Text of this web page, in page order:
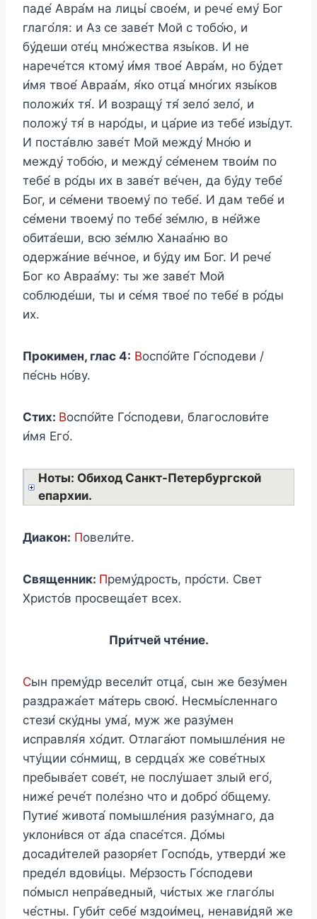
паде́ Авра́м на лицы́ свое́м, и рече́ ему́ Бог
глаго́ля: и Аз се заве́т Мой с тобо́ю, и
бу́деши оте́ц мно́жества язы́ков. И не
нарече́тся ктому́ и́мя твое́ Авра́м, но бу́дет
и́мя твое́ Авраа́м, я́ко отца́ мно́гих язы́ков
положи́х тя́. И возращу́ тя́ зело́ зело́, и
положу́ тя́ в наро́ды, и ца́рие из тебе́ изы́дут.
И поста́влю заве́т Мой между́ Мно́ю и
между́ тобо́ю, и между́ се́менем твои́м по
тебе́ в ро́ды их в заве́т ве́чен, да бу́ду тебе́
Бог, и се́мени твоему́ по тебе́. И дам тебе́ и
се́мени твоему́ по тебе́ зе́млю, в не́йже
обита́еши, всю зе́млю Ханаа́ню во
одержа́ние ве́чное, и бу́ду им Бог. И рече́
Бог ко Авраа́му: ты же заве́т Мой
соблюде́ши, ты и се́мя твое́ по тебе́ в ро́ды
их.
Прокимен, глас 4: Воспо́йте Го́сподеви /
пе́снь но́ву.
Стих: Воспо́йте Го́сподеви, благослови́те
и́мя Его́.
Ноты: Обиход Санкт-Петербургской
епархии.
Диакон: Повели́те.
Священник: Прему́дрость, про́сти. Свет
Христо́в просвеща́ет всех.
При́тчей чте́ние.
Сын прему́др весели́т отца́, сын же безу́мен
раздража́ет ма́терь свою́. Несмы́сленнаго
стези́ ску́дны ума́, муж же разу́мен
исправля́я хо́дит. Отлага́ют помышле́ния не
чту́щии со́нмищ, в сердца́х же сове́тных
пребыва́ет сове́т, не послу́шает злый его́,
ниже́ рече́т поле́зно что и добро́ о́бщему.
Путие́ живота́ помышле́ния разу́мнаго, да
уклони́вся от а́да спасе́тся. До́мы
досади́телей разоря́ет Госпо́дь, утверди́ же
преде́л вдови́цы. Ме́рзость Го́сподеви
по́мысл непра́ведный, чи́стых же глаго́лы
че́стны. Губи́т себе́ мздои́мец, ненави́дяй же